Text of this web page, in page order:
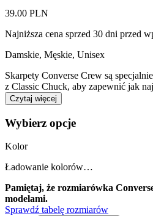
39.00 PLN
Najniższa cena sprzed 30 dni przed
Damskie, Męskie, Unisex
Skarpety Converse Crew są
z Classic Chuck, aby zapewnić jak
Czytaj więcej
Wybierz opcje
Kolor
Ładowanie kolorów…
Pamiętaj, że rozmiarówka
modelami.
Sprawdź tabelę rozmiarów